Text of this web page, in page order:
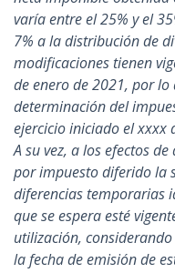
varía entre el 25% y el
7% a la distribución de
modificaciones tienen
de enero de 2021, por
determinación del
ejercicio iniciado el xxxx
A su vez, a los efectos
por impuesto diferido la
diferencias temporarias
que se espera esté
utilización,
la fecha de emisión de